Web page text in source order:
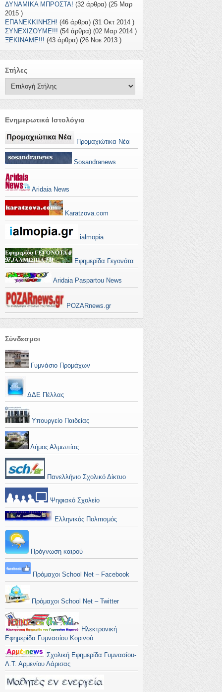
ΔΥΝΑΜΙΚΑ ΜΠΡΟΣΤΑ! (32 άρθρα) (25 Μαρ
2015 )
ΕΠΑΝΕΚΚΙΝΗΣΗ! (46 άρθρα) (31 Οκτ 2014 )
ΣΥΝΕΧΙΖΟΥΜΕ!!! (54 άρθρα) (02 Μαρ 2014 )
ΞΕΚΙΝΑΜΕ!!! (43 άρθρα) (26 Νοε 2013 )
Στήλες
Ενημερωτικά Ιστολόγια
Προμαχιώτικα Νέα
Sosandranews
Aridaia News
Karatzova.com
ialmopia
Εφημερίδα Γεγονότα
Aridaia Paspartou News
POZARnews.gr
Σύνδεσμοι
Γυμνάσιο Προμάχων
ΔΔΕ Πέλλας
Υπουργείο Παιδείας
Δήμος Αλμωπίας
Πανελλήνιο Σχολικό Δίκτυο
Ψηφιακό Σχολείο
Ελληνικός Πολιτισμός
Πρόγνωση καιρού
Πρόμαχοι School Net – Facebook
Πρόμαχοι School Net – Twitter
Ηλεκτρονική
Εφημερίδα Γυμνασίου Κορινού
Σχολική Εφημερίδα Γυμνασίου-
Λ.Τ. Αρμενίου Λάρισας